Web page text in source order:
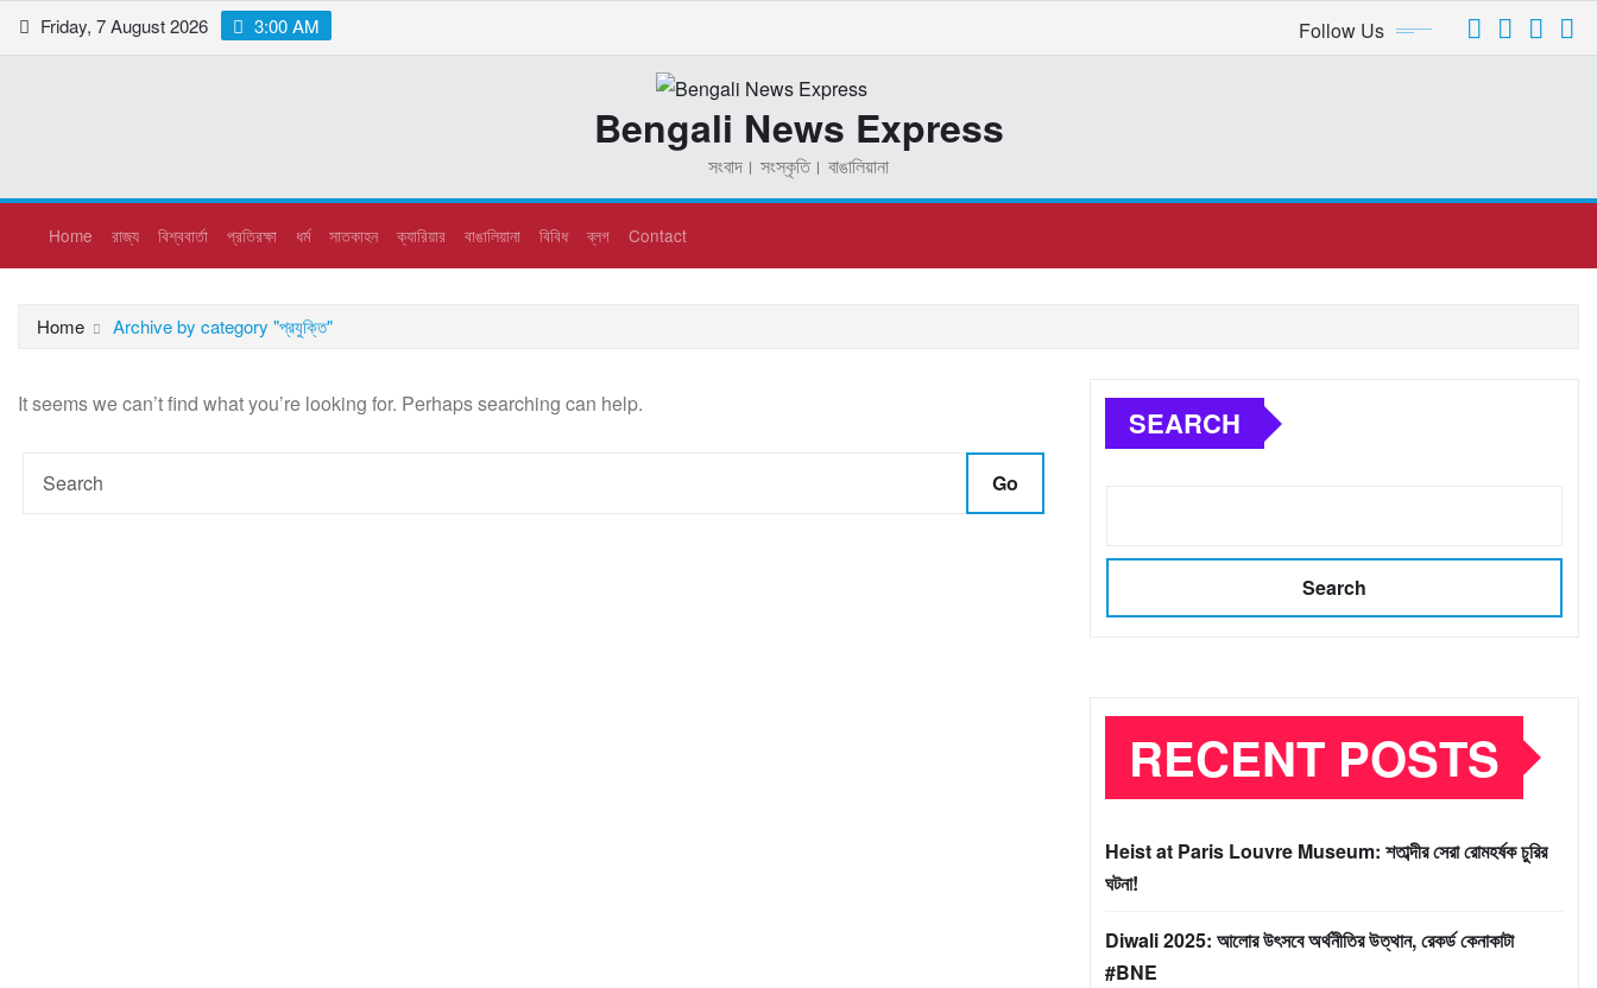
Friday, 7 August 2026 3:00 AM Follow Us
Bengali News Express
সংবাদ। সংস্কৃতি। বাঙালিয়ানা
Home রাজ্য বিশ্ববার্তা প্রতিরক্ষা ধর্ম সাতকাহন ক্যারিয়ার বাঙালিয়ানা বিবিধ ব্লগ Contact
Home Archive by category "প্রযুক্তি"
It seems we can’t find what you’re looking for. Perhaps searching can help.
Go
SEARCH
Search
RECENT POSTS
Heist at Paris Louvre Museum: শতাব্দীর সেরা রোমহর্ষক চুরির
ঘটনা!
Diwali 2025: আলোর উৎসবে অর্থনীতির উত্থান, রেকর্ড কেনাকাটা
#BNE